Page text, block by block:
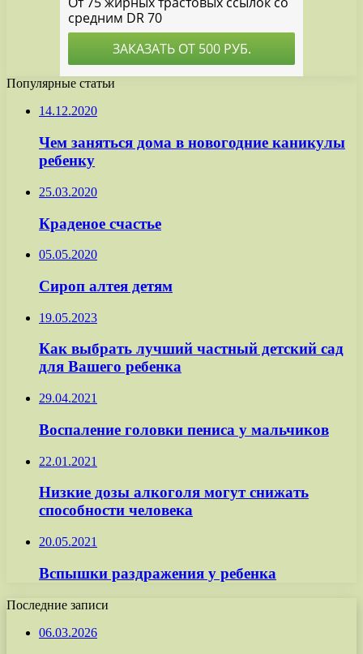
Популярные статьи
14.12.2020
Чем заняться дома в новогодние каникулы
ребенку
25.03.2020
Краденое счастье
05.05.2020
Сироп алтея детям
19.05.2023
Как выбрать лучший частный детский сад
для Вашего ребенка
29.04.2021
Воспаление головки пениса у мальчиков
22.01.2021
Низкие дозы алкоголя могут снижать
способности человека
20.05.2021
Вспышки раздражения у ребенка
Последние записи
06.03.2026